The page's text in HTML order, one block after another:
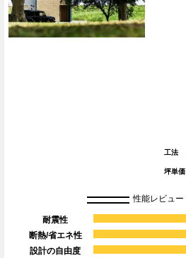
工法
坪単価
性能レビュー
耐震性
断熱/省エネ性
設計の自由度